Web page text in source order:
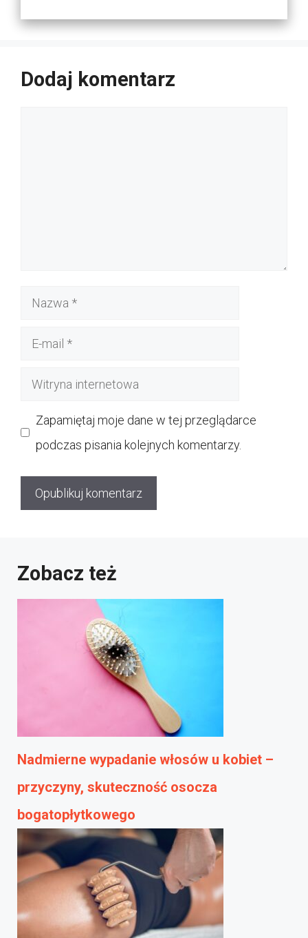
Dodaj komentarz
Nazwa
Witryna
Zapamiętaj moje dane w tej przeglądarce
podczas pisania kolejnych komentarzy.
Zobacz też
Nadmierne wypadanie włosów u kobiet –
przyczyny, skuteczność osocza
bogatopłytkowego